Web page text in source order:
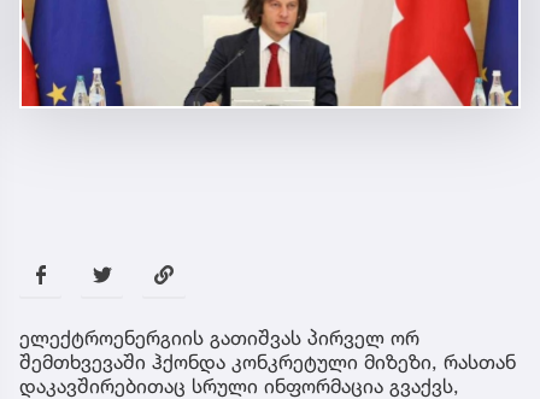
ელექტროენერგიის გათიშვას პირველ ორ
შემთხვევაში ჰქონდა კონკრეტული მიზეზი, რასთან
დაკავშირებითაც სრული ინფორმაცია გვაქვს,